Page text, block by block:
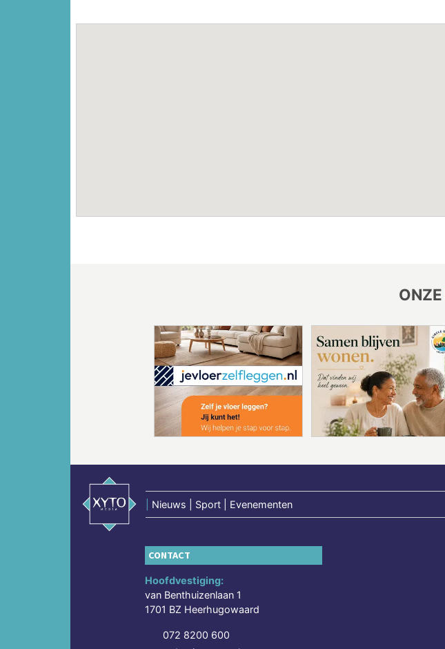
ONZE
Nieuws | Sport | Evenementen
CONTACT
Hoofdvestiging:
van Benthuizenlaan 1
1701 BZ Heerhugowaard
072 8200 600